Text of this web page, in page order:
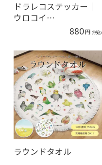
ドラレコステッカー｜
ウロコイ…
880円 (税込)
ラウンドタオル